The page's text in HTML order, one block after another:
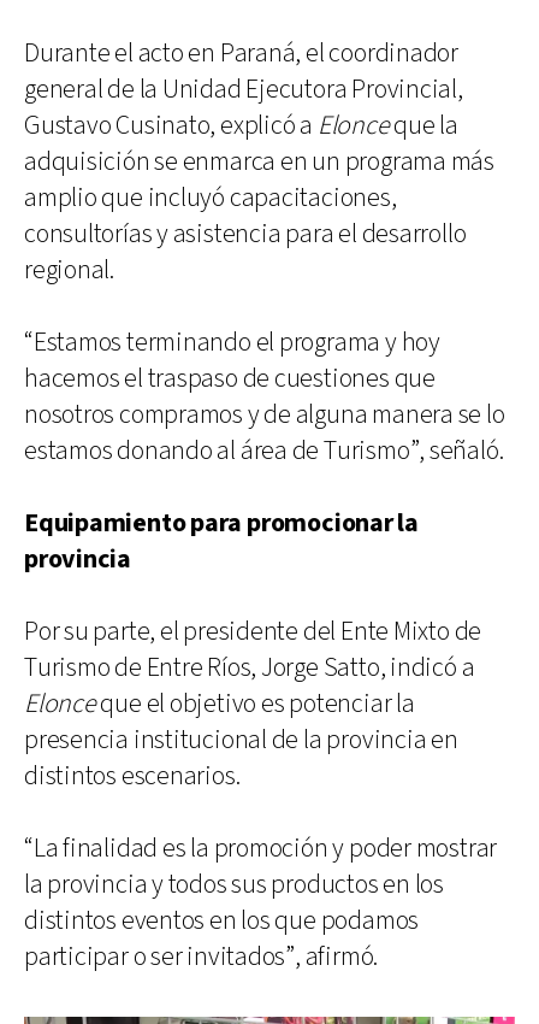
Durante el acto en Paraná, el coordinador
general de la Unidad Ejecutora Provincial,
Gustavo Cusinato, explicó a Elonceque la
adquisición se enmarca en un programa más
amplio que incluyó capacitaciones,
consultorías y asistencia para el desarrollo
regional.
“Estamos terminando el programa y hoy
hacemos el traspaso de cuestiones que
nosotros compramos y de alguna manera se lo
estamos donando al área de Turismo”, señaló.
Equipamiento para promocionar la
provincia
Por su parte, el presidente del Ente Mixto de
Turismo de Entre Ríos, Jorge Satto, indicó a
Elonceque el objetivo es potenciar la
presencia institucional de la provincia en
distintos escenarios.
“La finalidad es la promoción y poder mostrar
la provincia y todos sus productos en los
distintos eventos en los que podamos
participar o ser invitados”, afirmó.